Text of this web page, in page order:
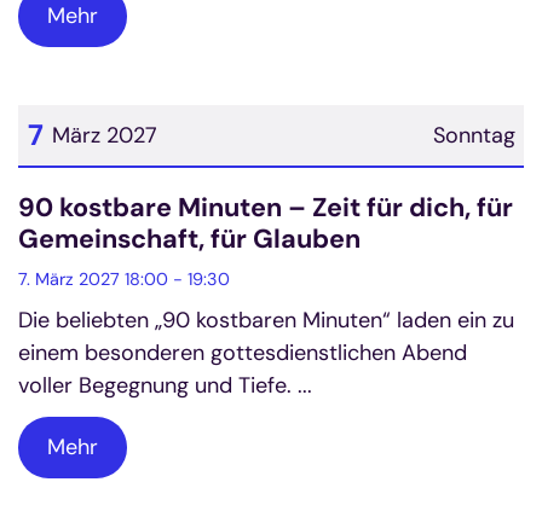
Mehr
Sonntag
7 März 2027
Datum: 7. März 2027
90 kostbare Minuten – Zeit für dich, für
Gemeinschaft, für Glauben
7. März 2027 18:00 - 19:30
Die beliebten „90 kostbaren Minuten“ laden ein zu
einem besonderen gottesdienstlichen Abend
voller Begegnung und Tiefe. ...
Mehr